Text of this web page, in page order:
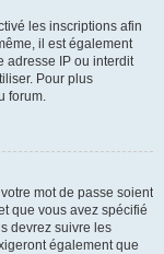
les inscriptions afin
il est également
adresse IP ou interdit
Pour plus
forum.
mot de passe soient
que vous avez spécifié
devrez suivre les
également que